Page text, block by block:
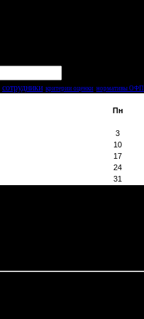
сотрудники критерии оценки нормативы ОФП
Пн
3
10
17
24
31